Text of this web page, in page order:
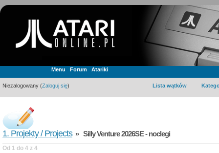
Menu Forum Atariki
Niezalogowany (Zaloguj się) Lista wątków
1. Projekty / Projects» Silly Venture 2026SE - noclegi
Od 1 do 4 z 4